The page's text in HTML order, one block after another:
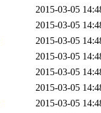
2015-03-05
2015-03-05
2015-03-05
2015-03-05
2015-03-05
2015-03-05
2015-03-05